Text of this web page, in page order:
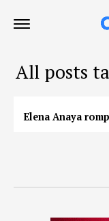
All posts
Elena Anaya